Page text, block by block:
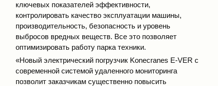
ключевых показателей эффективности,
контролировать качество эксплуатации машины,
производительность, безопасность и уровень
выбросов вредных веществ. Все это позволяет
оптимизировать работу парка техники.
«Новый электрический погрузчик Konecranes E-VER с
современной системой удаленного мониторинга
позволит заказчикам существенно повысить